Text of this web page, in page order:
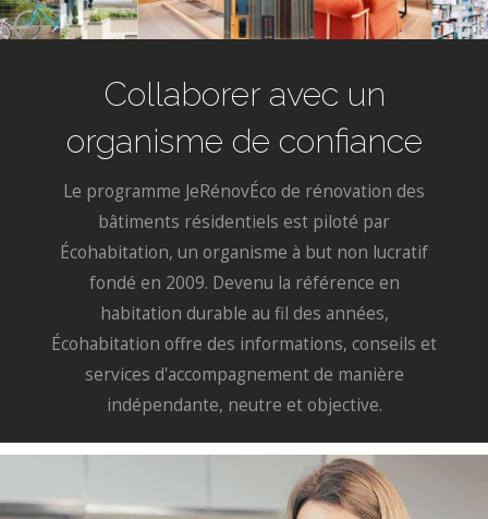
Collaborer avec un
organisme de confiance
Le programme JeRénovÉco de rénovation des
bâtiments résidentiels est piloté par
Écohabitation, un organisme à but non lucratif
fondé en 2009. Devenu la référence en
habitation durable au fil des années,
Écohabitation offre des informations, conseils et
services d'accompagnement de manière
indépendante, neutre et objective.